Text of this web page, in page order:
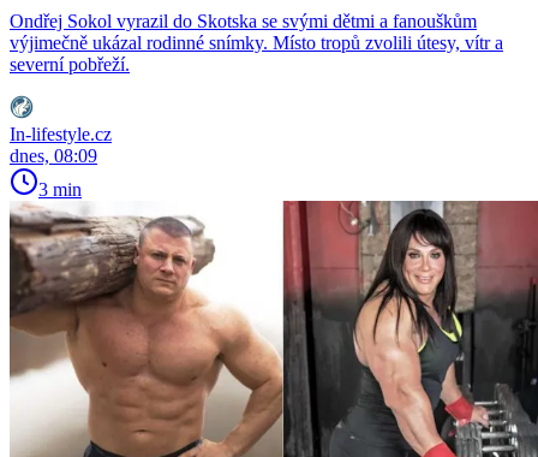
Ondřej Sokol vyrazil do Skotska se svými dětmi a fanouškům
výjimečně ukázal rodinné snímky. Místo tropů zvolili útesy, vítr a
severní pobřeží.
In-lifestyle.cz
dnes, 08:09
3 min